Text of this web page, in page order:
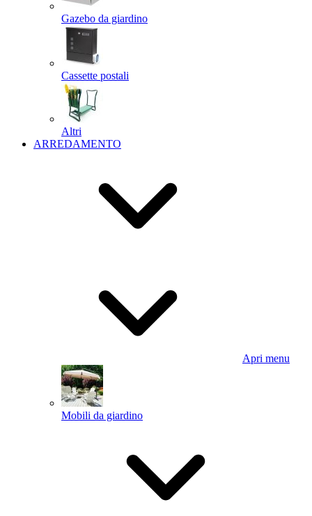
Gazebo da giardino
Cassette postali
Altri
ARREDAMENTO
Apri menu
Mobili da giardino